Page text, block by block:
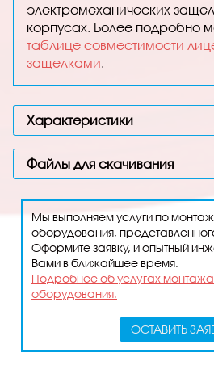
электромеханических
корпусах. Более подробно
таблице совместимости
защелками
Характеристики
Файлы для скачивания
ОСТАВИТЬ
Мы выполняем услуги по
оборудования,
Оформите заявку, и опытный
Вами в ближайшее время.
Подробнее об услугах монтажа
оборудования.